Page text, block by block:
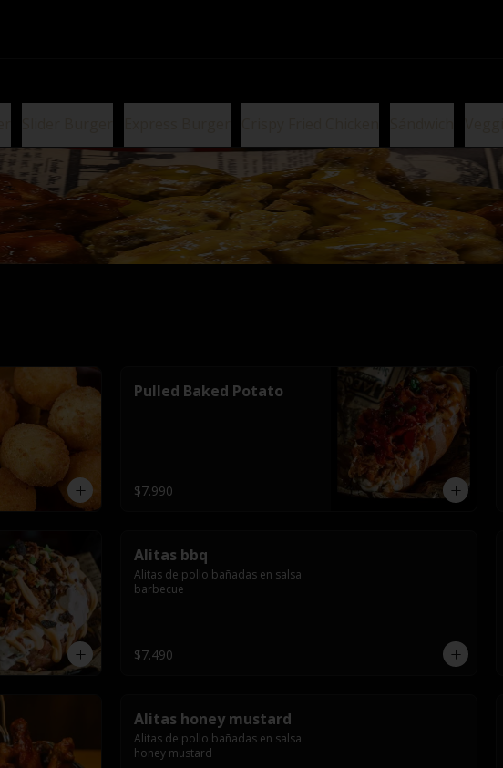
Pulled Baked Potato
$7.990
Alitas bbq
Alitas de pollo bañadas en salsa
barbecue
$7.490
Alitas honey mustard
Alitas de pollo bañadas en salsa
honey mustard